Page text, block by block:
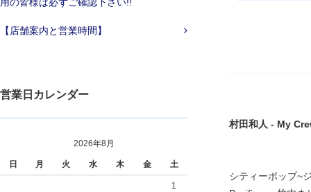
【店舗案内と営業時間】
営業日カレンダー
2026年8月
日 月 火 水 木 金 土
1
村田和人 - My
シティーポップ~